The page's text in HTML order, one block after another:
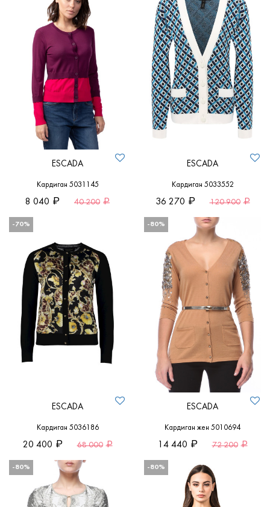
ESCADA
Кардиган 5031145
8 040 40 200
ESCADA
Кардиган 5033552
36 270 120 900
-70%
ESCADA
Кардиган 5036186
20 400 68 000
-80%
ESCADA
Кардиган жен 5010694
14 440 72 200
-80% -80%